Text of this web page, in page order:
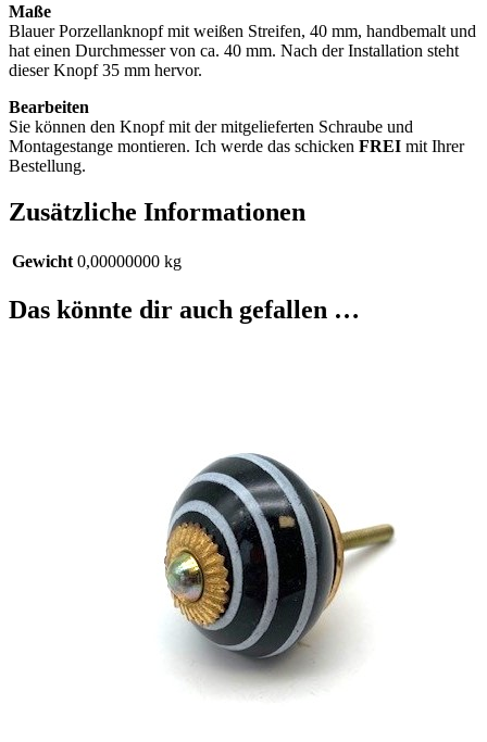
Maße
Blauer Porzellanknopf mit weißen Streifen, 40 mm, handbemalt und
hat einen Durchmesser von ca. 40 mm. Nach der Installation steht
dieser Knopf 35 mm hervor.
Bearbeiten
Sie können den Knopf mit der mitgelieferten Schraube und
Montagestange montieren. Ich werde das schicken FREI mit Ihrer
Bestellung.
Zusätzliche Informationen
Gewicht 0,00000000 kg
Das könnte dir auch gefallen …